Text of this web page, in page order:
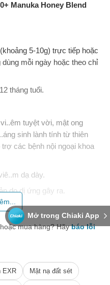
Mở trong Chiaki App
Manuka Honey Blend
5-10g) trực tiếp hoặc
mỗi ngày hoặc theo chỉ
tháng tuổi.
tuyệt vời, mật ong
sinh lành tính từ thiên
các bệnh nội ngoại khoa
dạ dày.
do dị ứng gây ra.
bỏ..ng.
nến.
mua hàng? Hãybáo lỗi
EXR Mặt nạ đất sét